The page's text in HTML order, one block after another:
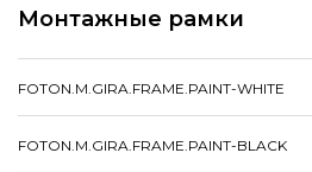
Монтажные рамки
FOTON.M.GIRA.FRAME.PAINT-WHITE
FOTON.M.GIRA.FRAME.PAINT-BLACK